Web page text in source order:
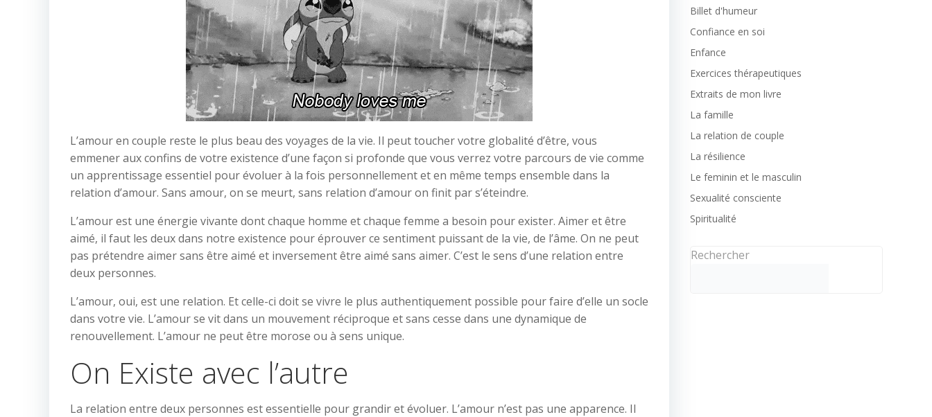
L’amour en couple reste le plus beau des voyages de la vie. Il peut toucher votre globalité d’être, vous
emmener aux confins de votre existence d’une façon si profonde que vous verrez votre parcours de vie comme
un apprentissage essentiel pour évoluer à la fois personnellement et en même temps ensemble dans la
relation d’amour. Sans amour, on se meurt, sans relation d’amour on finit par s’éteindre.
L’amour est une énergie vivante dont chaque homme et chaque femme a besoin pour exister. Aimer et être
aimé, il faut les deux dans notre existence pour éprouver ce sentiment puissant de la vie, de l’âme. On ne peut
pas prétendre aimer sans être aimé et inversement être aimé sans aimer. C’est le sens d’une relation entre
deux personnes.
L’amour, oui, est une relation. Et celle-ci doit se vivre le plus authentiquement possible pour faire d’elle un socle
dans votre vie. L’amour se vit dans un mouvement réciproque et sans cesse dans une dynamique de
renouvellement. L’amour ne peut être morose ou à sens unique.
On Existe avec l’autre
La relation entre deux personnes est essentielle pour grandir et évoluer. L’amour n’est pas une apparence. Il
Billet d'humeur
Confiance en soi
Enfance
Exercices thérapeutiques
Extraits de mon livre
La famille
La relation de couple
La résilience
Le feminin et le masculin
Sexualité consciente
Spiritualité
Rechercher